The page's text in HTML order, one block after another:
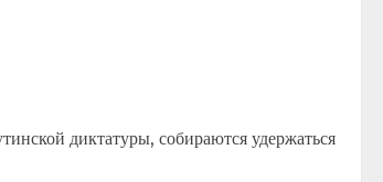
диктатуры, собираются удержаться